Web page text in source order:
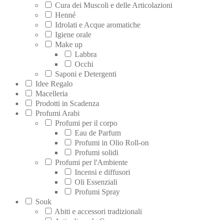
Cura dei Muscoli e delle Articolazioni
Henné
Idrolati e Acque aromatiche
Igiene orale
Make up
Labbra
Occhi
Saponi e Detergenti
Idee Regalo
Macelleria
Prodotti in Scadenza
Profumi Arabi
Profumi per il corpo
Eau de Parfum
Profumi in Olio Roll-on
Profumi solidi
Profumi per l'Ambiente
Incensi e diffusori
Oli Essenziali
Profumi Spray
Souk
Abiti e accessori tradizionali